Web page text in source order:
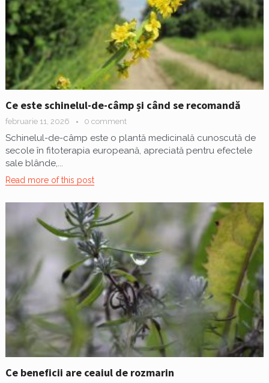
Ce este schinelul-de-câmp și când se recomandă
februarie 11, 2026 0 comment
Schinelul-de-câmp este o plantă medicinală cunoscută de
secole în fitoterapia europeană, apreciată pentru efectele
sale blânde,...
Read more of this post
Ce beneficii are ceaiul de rozmarin